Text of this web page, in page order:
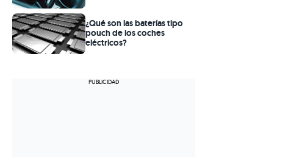
¿Qué son las baterías tipo
pouch de los coches
eléctricos?